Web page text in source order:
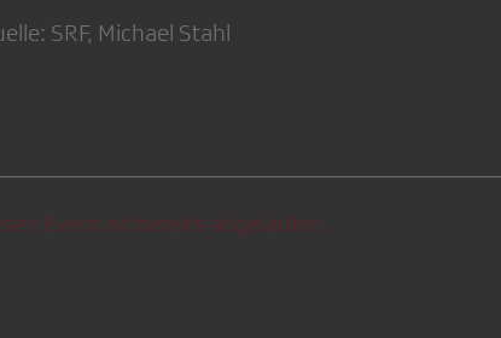
SRF, Michael Stahl
Event ist bereits abgelaufen.